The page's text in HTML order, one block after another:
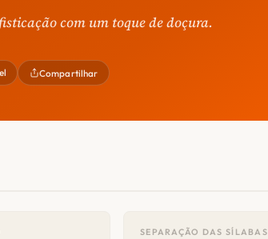
com um toque de doçura.
Compartilhar
SEPARAÇÃO DAS SÍLABAS